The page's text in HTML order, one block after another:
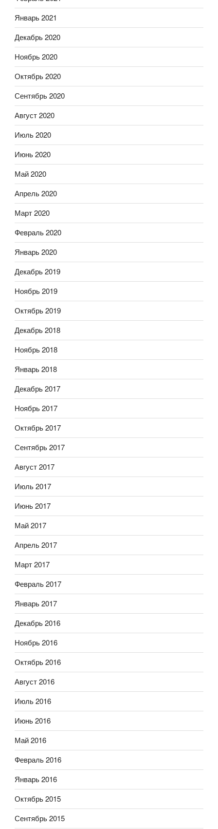
Январь 2021
Декабрь 2020
Ноябрь 2020
Октябрь 2020
Сентябрь 2020
Август 2020
Июль 2020
Июнь 2020
Май 2020
Апрель 2020
Март 2020
Февраль 2020
Январь 2020
Декабрь 2019
Ноябрь 2019
Октябрь 2019
Декабрь 2018
Ноябрь 2018
Январь 2018
Декабрь 2017
Ноябрь 2017
Октябрь 2017
Сентябрь 2017
Август 2017
Июль 2017
Июнь 2017
Май 2017
Апрель 2017
Март 2017
Февраль 2017
Январь 2017
Декабрь 2016
Ноябрь 2016
Октябрь 2016
Август 2016
Июль 2016
Июнь 2016
Май 2016
Февраль 2016
Январь 2016
Октябрь 2015
Сентябрь 2015